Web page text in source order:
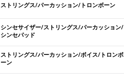
ストリングス/パーカッション/トロンボーン
シンセサイザー/ストリングス/パーカッション/
シンセパッド
ストリングス/パーカッション/ボイス/トロンボ
ーン